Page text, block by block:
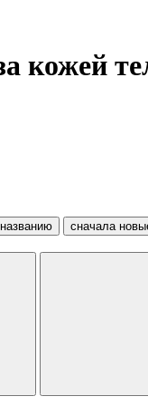
кожей
сначала